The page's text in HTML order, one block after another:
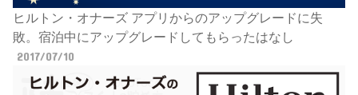
ヒルトン・オナーズ アプリからのアップグレードに失
敗。宿泊中にアップグレードしてもらったはなし
2017/07/10